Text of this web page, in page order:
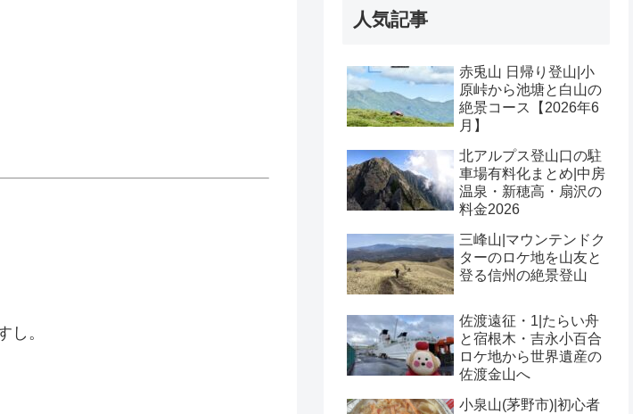
し。
人気記事
赤兎山 日帰り登山|小
原峠から池塘と白山の
絶景コース【2026年6
月】
北アルプス登山口の駐
車場有料化まとめ|中房
温泉・新穂高・扇沢の
料金2026
三峰山|マウンテンドク
ターのロケ地を山友と
登る信州の絶景登山
佐渡遠征・1|たらい舟
と宿根木・吉永小百合
ロケ地から世界遺産の
佐渡金山へ
小泉山(茅野市)|初心者